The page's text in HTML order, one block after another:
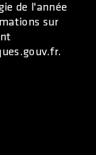
de l'année
sur